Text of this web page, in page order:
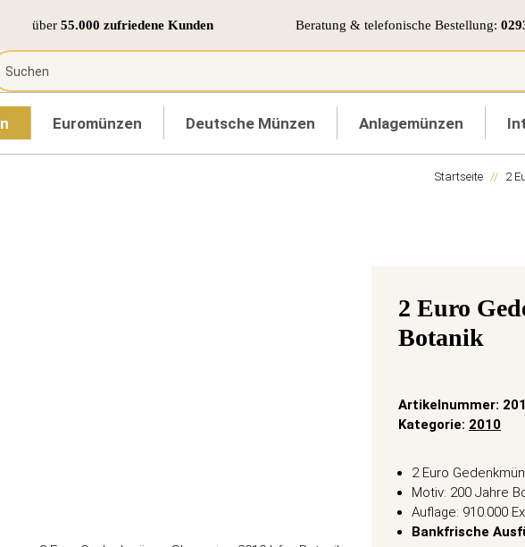
über 55.000 zufriedene Kunden Beratung & telefonische Bestellung:
Euromünzen Deutsche Münzen Anlagemünzen
Startseite 2
2 Euro
Botanik
Artikelnummer:
Kategorie: 2010
2 Euro
Motiv: 200 Jahre
Auflage: 910.000
Bankfrische